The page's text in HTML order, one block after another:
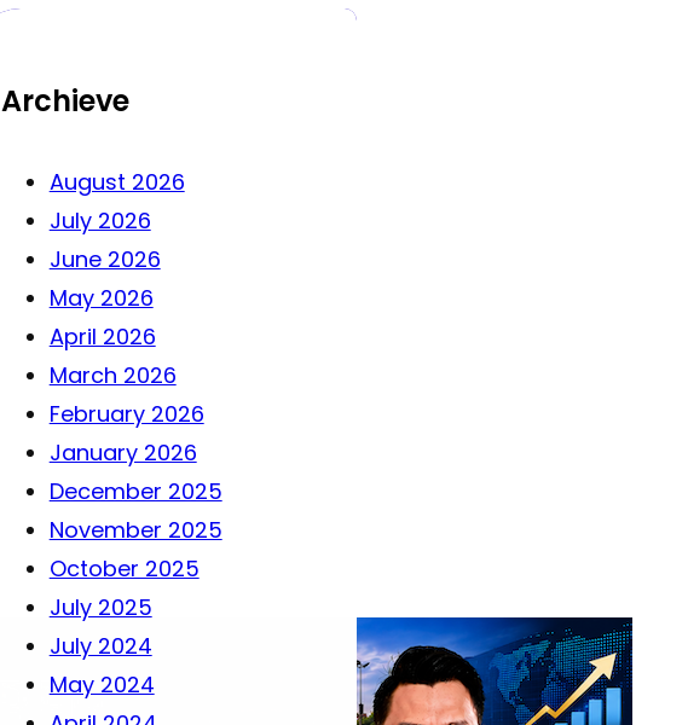
Archieve
August 2026
July 2026
June 2026
May 2026
April 2026
March 2026
February 2026
January 2026
December 2025
November 2025
October 2025
July 2025
July 2024
May 2024